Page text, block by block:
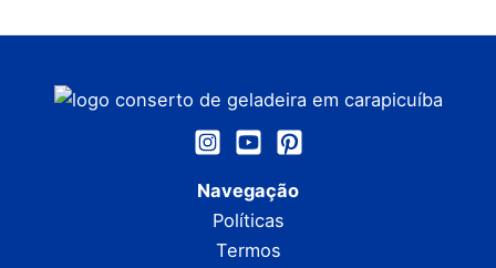
Navegação
Políticas
Termos